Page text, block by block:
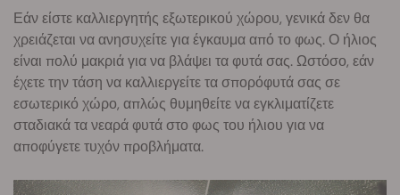
Εάν είστε καλλιεργητής εξωτερικού χώρου, γενικά δεν θα
χρειάζεται να ανησυχείτε για έγκαυμα από το φως. Ο ήλιος
είναι πολύ μακριά για να βλάψει τα φυτά σας. Ωστόσο, εάν
έχετε την τάση να καλλιεργείτε τα σπορόφυτά σας σε
εσωτερικό χώρο, απλώς θυμηθείτε να εγκλιματίζετε
σταδιακά τα νεαρά φυτά στο φως του ήλιου για να
αποφύγετε τυχόν προβλήματα.